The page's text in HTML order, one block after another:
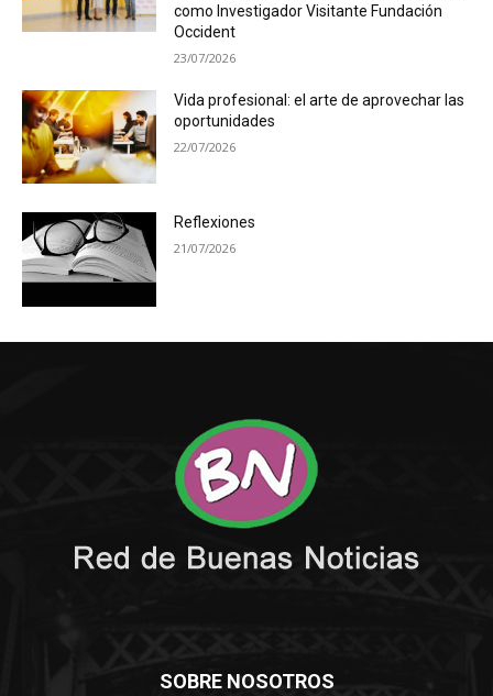
como Investigador Visitante Fundación
Occident
23/07/2026
Vida profesional: el arte de aprovechar las
oportunidades
22/07/2026
Reflexiones
21/07/2026
SOBRE NOSOTROS